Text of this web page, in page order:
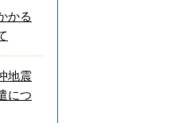
かる
地震
につ